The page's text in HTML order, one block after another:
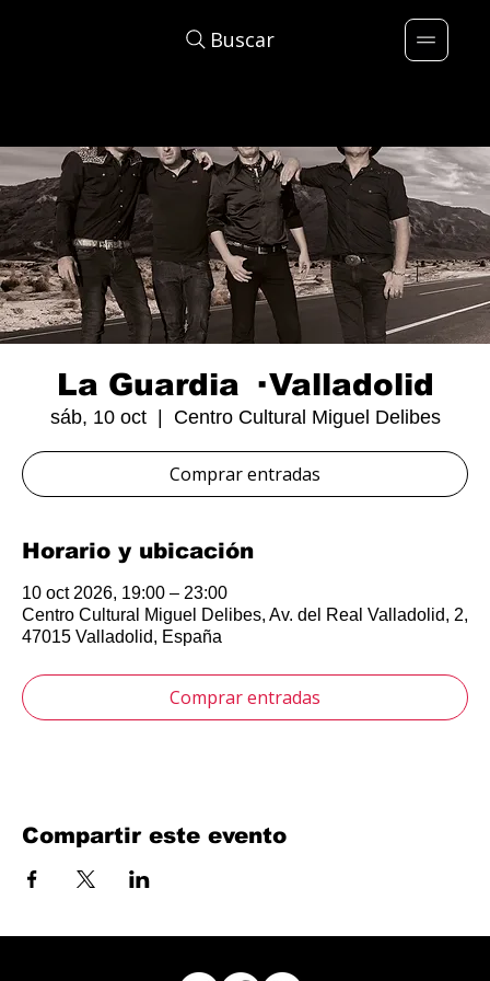
Buscar
La Guardia · Valladolid
sáb, 10 oct
  |
Centro Cultural Miguel Delibes
Comprar entradas
Horario y ubicación
10 oct 2026, 19:00 – 23:00
Centro Cultural Miguel Delibes, Av. del Real Valladolid, 2,
47015 Valladolid, España
Comprar entradas
Compartir este evento